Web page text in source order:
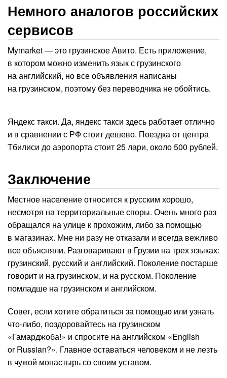
Немного аналогов российских
сервисов
Mymarket — это грузинское Авито. Есть приложение,
в котором можно изменить язык с грузинского
на английский, но все объявления написаны
на грузинском, поэтому без переводчика не обойтись.
Яндекс такси. Да, яндекс такси здесь работает отлично
и в сравнении с РФ стоит дешево. Поездка от центра
Тбилиси до аэропорта стоит 25 лари, около 500 рублей.
Заключение
Местное население относится к русским хорошо,
несмотря на территориальные споры. Очень много раз
обращался на улице к прохожим, либо за помощью
в магазинах. Мне ни разу не отказали и всегда вежливо
все объясняли. Разговаривают в Грузии на трех языках:
грузинский, русский и английский. Поколение постарше
говорит и на грузинском, и на русском. Поколение
помладше на грузинском и английском.
Совет, если хотите обратиться за помощью или узнать
что-либо, поздоровайтесь на грузинском
«Гамарджоба!» и спросите на английском «English
or Russian?». Главное оставаться человеком и не лезть
в чужой монастырь со своим уставом.